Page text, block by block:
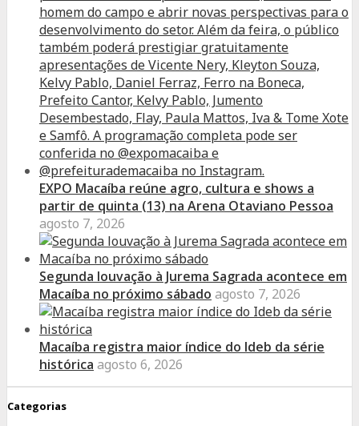
EXPO Macaíba reúne agro, cultura e shows a
partir de quinta (13) na Arena Otaviano Pessoa
agosto 7, 2026
Segunda louvação à Jurema Sagrada acontece em
Macaíba no próximo sábado agosto 7, 2026
Macaíba registra maior índice do Ideb da série
histórica agosto 6, 2026
Categorias